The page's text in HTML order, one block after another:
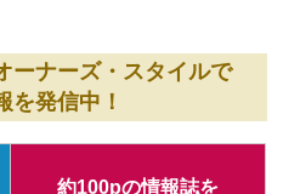
ーナーズ・スタイルで
を発信中！
約100pの情報誌を